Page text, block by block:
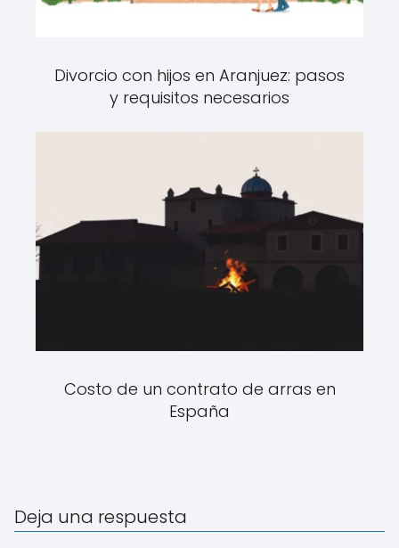
Divorcio con hijos en Aranjuez: pasos
y requisitos necesarios
Costo de un contrato de arras en
España
Deja una respuesta